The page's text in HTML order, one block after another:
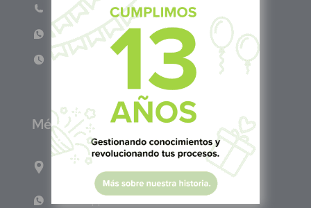
Teléfono: +503 6986 1402
WhatsApp: +503 7687 3923
Lun - Vie 8:00am - 5:00pm
México
Calle Pitágoras 234, Col. Narvarte Poniente,
Alcaldía Benito Juárez, C.P. 03020, CDMX
WhatsApp: +52 33 140 76342